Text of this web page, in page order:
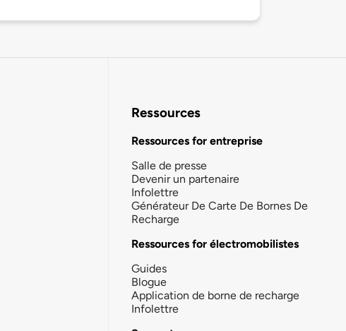
Ressources
Ressources for entreprise
Salle de presse
Devenir un partenaire
Infolettre
Générateur De Carte De Bornes De
Recharge
Ressources for électromobilistes
Guides
Blogue
Application de borne de recharge
Infolettre